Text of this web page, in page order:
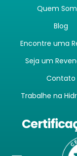
Quem
Blog
Encontre uma
Seja um
Contato
Trabalhe na